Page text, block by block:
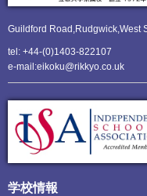
Guildford Road,Rudgwick,West
tel: +44-(0)1403-822107
e-mail:eikoku@rikkyo.co.uk
学校情報